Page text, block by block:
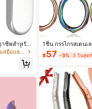
าชีพสำหรับ
ยน 10 ชิ้น -
ำหรับการดู
ใน ชุดผลิตภัณฑ์ดูแลมือและเท้า ติดอันดับสินค้าขายดี
1ชิ้น กรรไกรสเตน
ผมบนใบหน้า และก
หน้าได้ง่าย, แต่งหน้
นอน, อุปกรณ์แต่งห
วัญเล็กๆ น้อยๆ, แต่
น้า, ของถูก, ของข
ผู้หญิง, ของขวัญคริ
ดินทาง, ของถูก, ข
ารเดินทาง
฿57 -3% 3 วันสุด